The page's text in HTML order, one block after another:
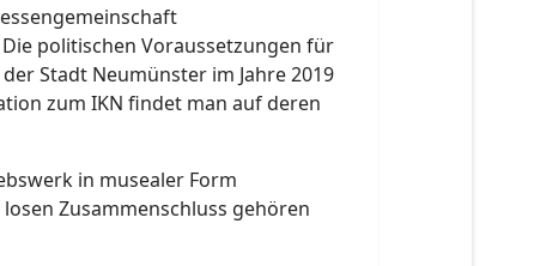
politischen Voraussetzungen für
Stadt Neumünster im Jahre 2019
zum IKN findet man auf deren
in musealer Form
Zusammenschluss gehören